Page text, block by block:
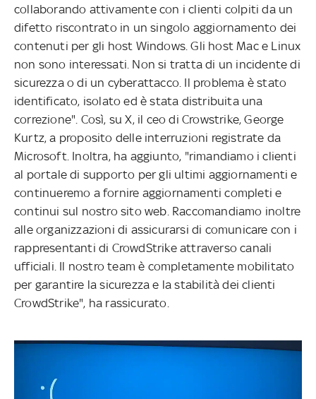
collaborando attivamente con i clienti colpiti da un
difetto riscontrato in un singolo aggiornamento dei
contenuti per gli host Windows. Gli host Mac e Linux
non sono interessati. Non si tratta di un incidente di
sicurezza o di un cyberattacco. Il problema è stato
identificato, isolato ed è stata distribuita una
correzione". Così, su X, il ceo di Crowstrike, George
Kurtz, a proposito delle interruzioni registrate da
Microsoft. Inoltra, ha aggiunto, "rimandiamo i clienti
al portale di supporto per gli ultimi aggiornamenti e
continueremo a fornire aggiornamenti completi e
continui sul nostro sito web. Raccomandiamo inoltre
alle organizzazioni di assicurarsi di comunicare con i
rappresentanti di CrowdStrike attraverso canali
ufficiali. Il nostro team è completamente mobilitato
per garantire la sicurezza e la stabilità dei clienti
CrowdStrike", ha rassicurato.